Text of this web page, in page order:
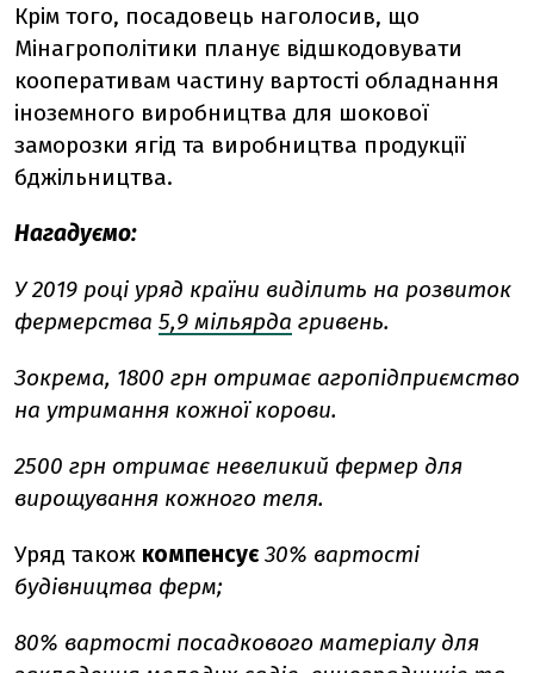
Крім того, посадовець наголосив, що
Мінагрополітики планує відшкодовувати
кооперативам частину вартості обладнання
іноземного виробництва для шокової
заморозки ягід та виробництва продукції
бджільництва.
Нагадуємо:
У 2019 році уряд країни виділить на розвиток
фермерства 5,9 мільярда гривень.
Зокрема, 1800 грн отримає агропідприємство
на утримання кожної корови.
2500 грн отримає невеликий фермер для
вирощування кожного теля.
Уряд також компенсує 30% вартості
будівництва ферм;
80% вартості посадкового матеріалу для